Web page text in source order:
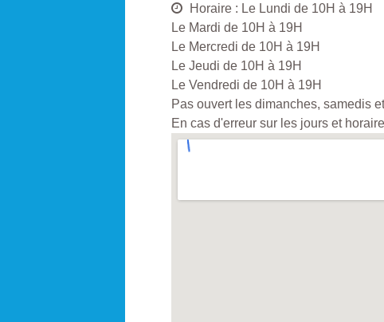
Horaire : Le Lundi de 10H à 19H
Le Mardi de 10H à 19H
Le Mercredi de 10H à 19H
Le Jeudi de 10H à 19H
Le Vendredi de 10H à 19H
Pas ouvert les dimanches, samedis
En cas d'erreur sur les jours et